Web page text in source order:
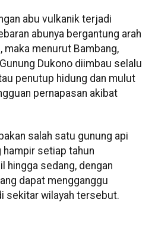
abu vulkanik terjadi
abunya bergantung arah
maka menurut Bambang,
Dukono diimbau selalu
penutup hidung dan mulut
pernapasan akibat
salah satu gunung api
setiap tahun
hingga sedang, dengan
dapat mengganggu
sekitar wilayah tersebut.